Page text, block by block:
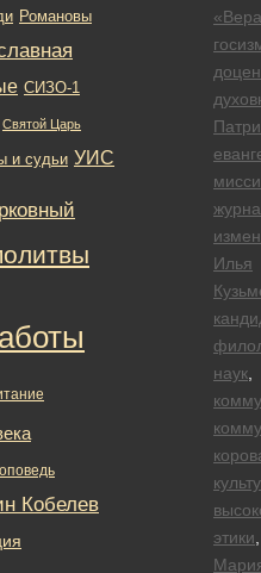
Илья
наук
этики
Романовы
СИЗО-1
Святой Царь
и судьи УИС
Кобелев